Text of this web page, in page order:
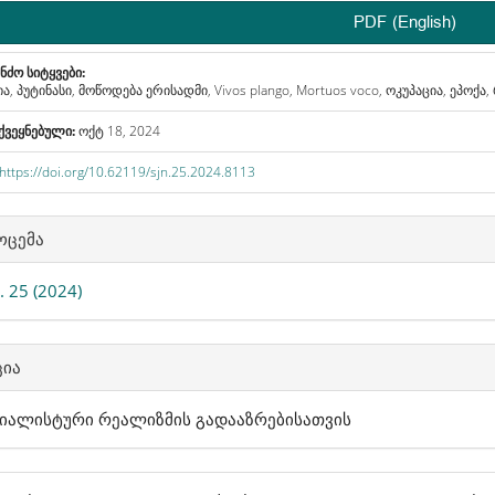
PDF (English)
სიტყვები:
პუტინასი, მოწოდება ერისადმი, Vivos plango, Mortuos voco, ოკუპაცია,
ოქტ 18, 2024
https://doi.org/10.62119/sjn.25.2024.8113
25 (2024)
რეალიზმის გადააზრებისათვის